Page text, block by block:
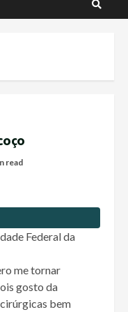
read
Federal da
me tornar
gosto da
bem